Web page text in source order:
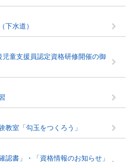
下水道）
童支援員認定資格研修開催の御
教室「勾玉をつくろう」
認書」・「資格情報のお知らせ」